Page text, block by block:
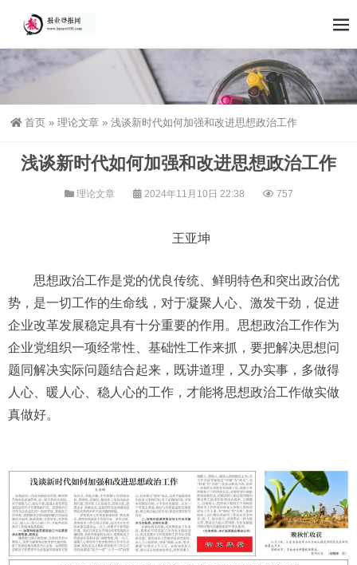
首页 » 理论文章 » 浅谈新时代如何加强和改进思想政治工作
浅谈新时代如何加强和改进思想政治工作
理论文章 2024年11月10日 22:38 757
王亚坤
思想政治工作是党的优良传统、鲜明特色和突出政治优
势，是一切工作的生命线，对于凝聚人心、激发干劲，促进
企业改革发展稳定具有十分重要的作用。思想政治工作作为
企业党组织一项经常性、基础性工作来抓，要把解决思想问
题同解决实际问题结合起来，既讲道理，又办实事，多做得
人心、暖人心、稳人心的工作，才能将思想政治工作做实做
真做好。